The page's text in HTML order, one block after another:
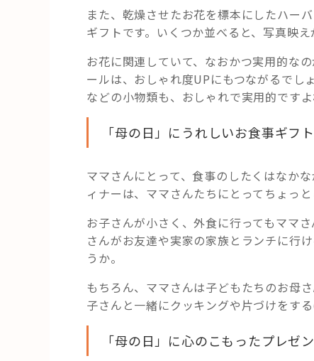
また、乾燥させたお花を標本にしたハー
ギフトです。いくつか並べると、写真映
お花に関連していて、なおかつ実用的な
ールは、おしゃれ度UPにもつながるで
などの小物類も、おしゃれで実用的です
「母の日」にうれしいお食事ギフト
ママさんにとって、食事のしたくはなか
ィナーは、ママさんたちにとってちょっ
お子さんが小さく、外食に行ってもママ
さんがお友達や実家の家族とランチに行
うか。
もちろん、ママさんは子どもたちのお母
子さんと一緒にクッキングや片づけをす
「母の日」に心のこもったプレゼ